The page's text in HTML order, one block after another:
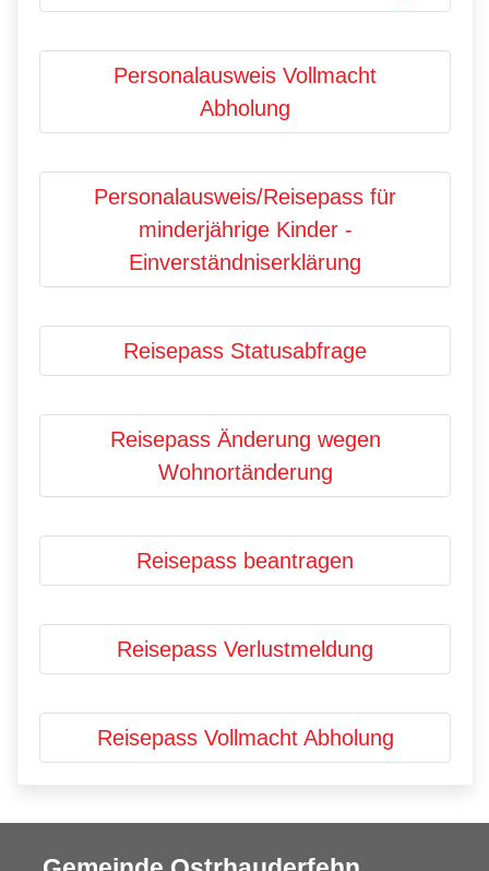
Personalausweis Vollmacht
Abholung
Personalausweis/Reisepass für
minderjährige Kinder -
Einverständniserklärung
Reisepass Statusabfrage
Reisepass Änderung wegen
Wohnortänderung
Reisepass beantragen
Reisepass Verlustmeldung
Reisepass Vollmacht Abholung